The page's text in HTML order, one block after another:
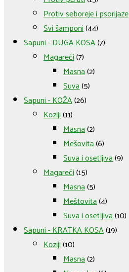
Protiv seboreje i psorijaze
Svi šamponi(44)
Sapuni - DUGA KOSA(7)
Magareći(7)
Masna(2)
Suva(5)
Sapuni - KOŽA(26)
Koziji(11)
Masna(2)
Mešovita(6)
Suva i osetljiva(9)
Magareći(15)
Masna(5)
Meštovita(4)
Suva i osetljiva(10)
Sapuni - KRATKA KOSA(19)
Koziji(10)
Masna(2)